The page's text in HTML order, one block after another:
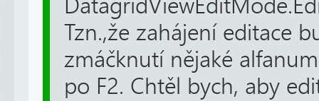
Tzn.,že zahájení editace
zmáčknutí nějaké
po F2. Chtěl bych, aby